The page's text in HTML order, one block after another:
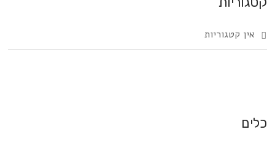
אין קטגוריות
כלים